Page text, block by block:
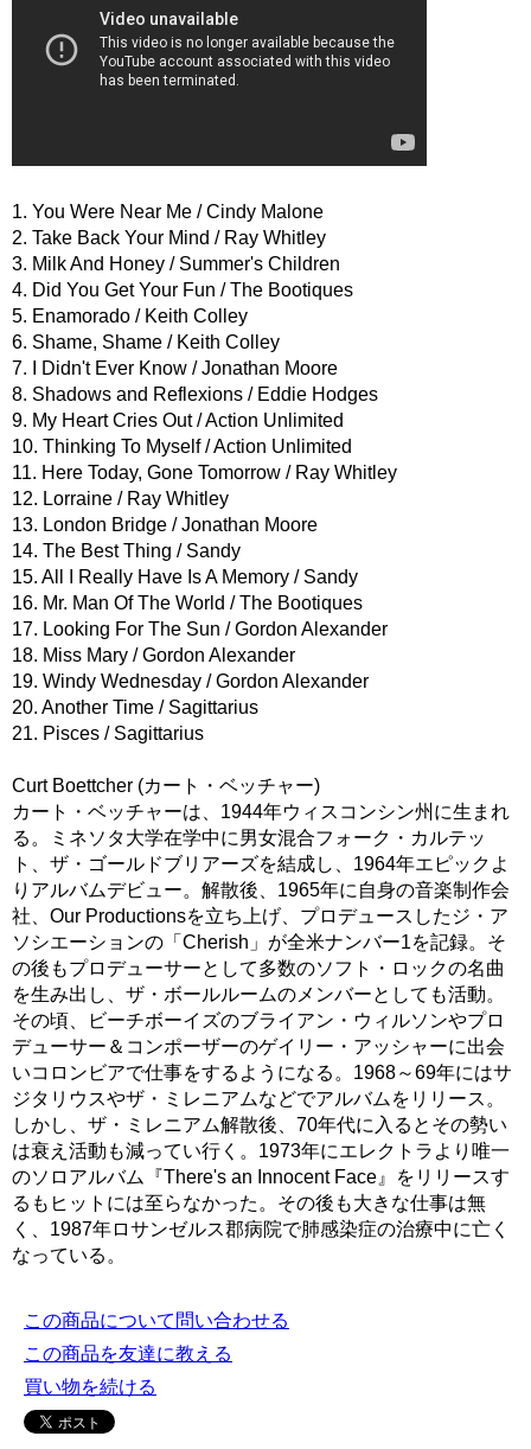
1. You Were Near Me / Cindy Malone
2. Take Back Your Mind / Ray Whitley
3. Milk And Honey / Summer's Children
4. Did You Get Your Fun / The Bootiques
5. Enamorado / Keith Colley
6. Shame, Shame / Keith Colley
7. I Didn't Ever Know / Jonathan Moore
8. Shadows and Reflexions / Eddie Hodges
9. My Heart Cries Out / Action Unlimited
10. Thinking To Myself / Action Unlimited
11. Here Today, Gone Tomorrow / Ray Whitley
12. Lorraine / Ray Whitley
13. London Bridge / Jonathan Moore
14. The Best Thing / Sandy
15. All I Really Have Is A Memory / Sandy
16. Mr. Man Of The World / The Bootiques
17. Looking For The Sun / Gordon Alexander
18. Miss Mary / Gordon Alexander
19. Windy Wednesday / Gordon Alexander
20. Another Time / Sagittarius
21. Pisces / Sagittarius
Curt Boettcher (カート・ベッチャー)
カート・ベッチャーは、1944年ウィスコンシン州に生まれ
る。ミネソタ大学在学中に男女混合フォーク・カルテッ
ト、ザ・ゴールドブリアーズを結成し、1964年エピックよ
りアルバムデビュー。解散後、1965年に自身の音楽制作会
社、Our Productionsを立ち上げ、プロデュースしたジ・ア
ソシエーションの「Cherish」が全米ナンバー1を記録。そ
の後もプロデューサーとして多数のソフト・ロックの名曲
を生み出し、ザ・ボールルームのメンバーとしても活動。
その頃、ビーチボーイズのブライアン・ウィルソンやプロ
デューサー＆コンポーザーのゲイリー・アッシャーに出会
いコロンビアで仕事をするようになる。1968～69年にはサ
ジタリウスやザ・ミレニアムなどでアルバムをリリース。
しかし、ザ・ミレニアム解散後、70年代に入るとその勢い
は衰え活動も減ってい行く。1973年にエレクトラより唯一
のソロアルバム『There's an Innocent Face』をリリースす
るもヒットには至らなかった。その後も大きな仕事は無
く、1987年ロサンゼルス郡病院で肺感染症の治療中に亡く
なっている。
この商品について問い合わせる
この商品を友達に教える
買い物を続ける